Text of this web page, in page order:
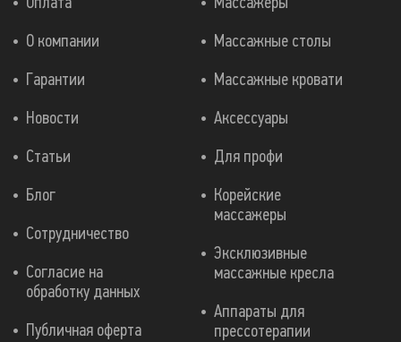
Массажные столы
Массажные кровати
Аксессуары
Для профи
Корейские
массажеры
Эксклюзивные
массажные кресла
Аппараты для
прессотерапии
О компании
Гарантии
Новости
Статьи
Блог
Сотрудничество
Согласие на
обработку данных
Публичная оферта